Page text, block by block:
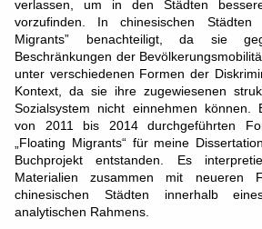
verlassen, um in den Städten
vorzufinden. In chinesischen Städten
Migrants” benachteiligt, da sie
Beschränkungen der
unter verschiedenen Formen der
Kontext, da sie ihre zugewiesenen
Sozialsystem nicht einnehmen können.
von 2011 bis 2014 durchgeführten
„Floating Migrants“ für meine
Buchprojekt entstanden. Es
Materialien zusammen mit neueren
chinesischen Städten innerhalb
analytischen Rahmens.